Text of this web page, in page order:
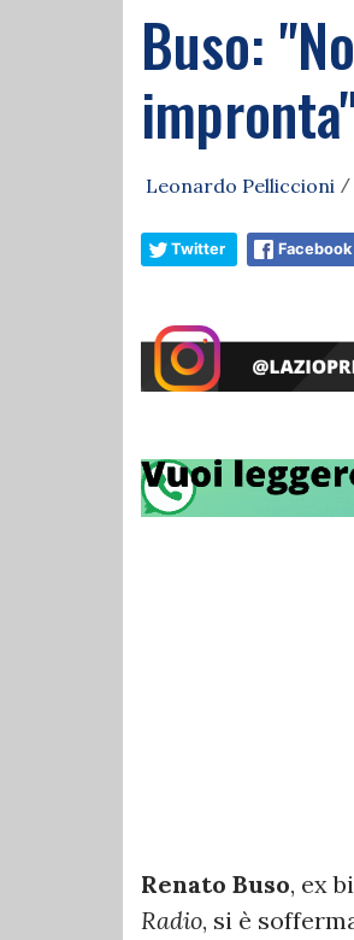
Buso:
Leonardo Pelliccioni /
Twitter Facebook
Renato Buso, ex
Radio, si è